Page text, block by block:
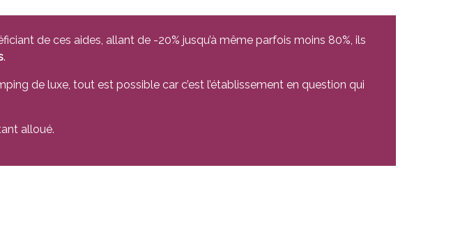
de ces aides, allant de -20% jusqu’à même parfois moins 80%, ils
.
de luxe, tout est possible car c’est l’établissement en question qui
alloué.